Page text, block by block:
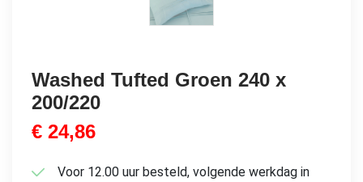
Washed Tufted Groen 240 x
200/220
€ 24,86
Voor 12.00 uur besteld, volgende werkdag in